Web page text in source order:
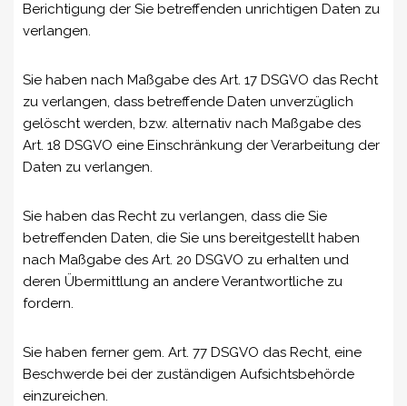
Berichtigung der Sie betreffenden unrichtigen Daten zu
verlangen.
Sie haben nach Maßgabe des Art. 17 DSGVO das Recht
zu verlangen, dass betreffende Daten unverzüglich
gelöscht werden, bzw. alternativ nach Maßgabe des
Art. 18 DSGVO eine Einschränkung der Verarbeitung der
Daten zu verlangen.
Sie haben das Recht zu verlangen, dass die Sie
betreffenden Daten, die Sie uns bereitgestellt haben
nach Maßgabe des Art. 20 DSGVO zu erhalten und
deren Übermittlung an andere Verantwortliche zu
fordern.
Sie haben ferner gem. Art. 77 DSGVO das Recht, eine
Beschwerde bei der zuständigen Aufsichtsbehörde
einzureichen.